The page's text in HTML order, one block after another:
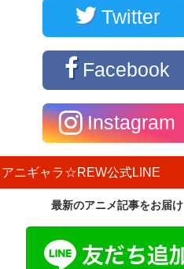
Twitter
Facebook
Instagram
アニギャラ☆REW公式LINE
最新のアニメ記事をお届け